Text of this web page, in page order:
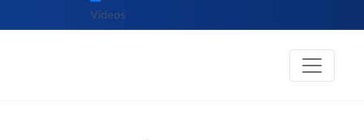
Vídeos